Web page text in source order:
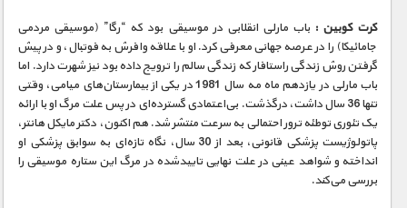
کرت کوبین :باب مارلی انقلابی در موسیقی بود که “رگا” (موسیقی مردمی
جامائیکا) را در عرصه جهانی معرفی کرد. او با علاقه وافرش به فوتبال، و در پیش
گرفتن روش زندگی راستافار که زندگی سالم را ترویج داده بود نیز شهرت دارد. اما
باب مارلی در یازدهم ماه مه سال 1981 در یکی از بیمارستان‌های میامی، وقتی
تنها 36 سال داشت، درگذشت. بی‌اعتمادی گسترده‌ای در پس علت مرگ او با ارائه
یک تئوری توطئه ترور احتمالی به سرعت منتشر شد. هم اکنون، دکتر مایکل هانتر،
پاتولوژیست پزشکی قانونی، بعد از 30 سال، نگاه تازه‌ای به سوابق پزشکی او
انداخته و شواهد عینی در علت نهایی تایید‌شده در مرگ این ستاره موسیقی را
بررسی می‌کند.